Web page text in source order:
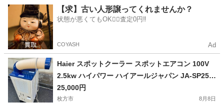
大阪 泉南市 岡田浦駅 キッチン家電
【求】古い人形譲ってくれませんか？
状態が悪くてもOK🙆‍♀️査定0円‼️
COYASH Ad
Haier スポットクーラー スポットエアコン 100V
2.5kw ハイパワー ハイアールジャパン JA-SP25E
屋内使用で動作良好な美品
25,000円
枚方市 8月8日